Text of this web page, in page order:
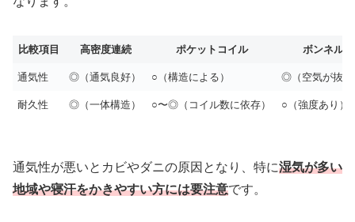
比較項目 高密度連続 ポケットコイル ボンネル
通気性 ◎（通気良好） ○（構造による） ◎（空気が抜け
耐久性 ◎（一体構造） ○〜◎（コイル数に依存） ○（強度あり）
通気性が悪いとカビやダニの原因となり、特に湿気が多い
地域や寝汗をかきやすい方には要注意です。